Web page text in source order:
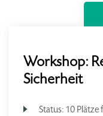
Workshop:
Sicherheit
Status: 10 Plätze